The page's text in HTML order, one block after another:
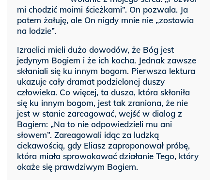
mi chodzić moimi ścieżkami”. On pozwala. Ja
potem żałuję, ale On nigdy mnie nie „zostawia
na lodzie”.
Izraelici mieli dużo dowodów, że Bóg jest
jedynym Bogiem i że ich kocha. Jednak zawsze
skłaniali się ku innym bogom. Pierwsza lektura
ukazuje cały dramat podzielonej duszy
człowieka. Co więcej, ta dusza, która skłoniła
się ku innym bogom, jest tak zraniona, że nie
jest w stanie zareagować, wejść w dialog z
Bogiem: „Na to nie odpowiedzieli mu ani
słowem”. Zareagowali idąc za ludzką
ciekawością, gdy Eliasz zaproponował próbę,
która miała sprowokować działanie Tego, który
okaże się prawdziwym Bogiem.